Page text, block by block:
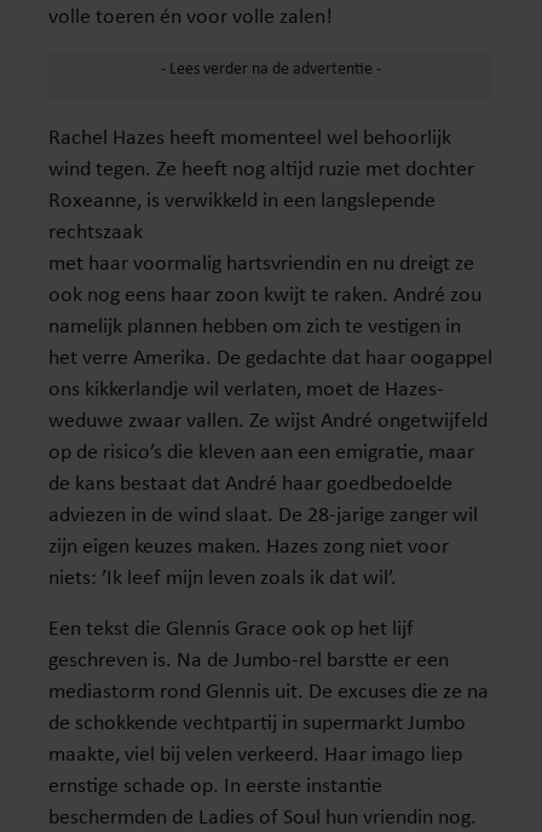
volle toeren én voor volle zalen!
Rachel Hazes heeft momenteel wel behoorlijk
wind tegen. Ze heeft nog altijd ruzie met dochter
Roxeanne, is verwikkeld in een langslepende
rechtszaak
met haar voormalig hartsvriendin en nu dreigt ze
ook nog eens haar zoon kwijt te raken. André zou
namelijk plannen hebben om zich te vestigen in
het verre Amerika. De gedachte dat haar oogappel
ons kikkerlandje wil verlaten, moet de Hazes-
weduwe zwaar vallen. Ze wijst André ongetwijfeld
op de risico’s die kleven aan een emigratie, maar
de kans bestaat dat André haar goedbedoelde
adviezen in de wind slaat. De 28-jarige zanger wil
zijn eigen keuzes maken. Hazes zong niet voor
niets: ’Ik leef mijn leven zoals ik dat wil’.
Een tekst die Glennis Grace ook op het lijf
geschreven is. Na de Jumbo-rel barstte er een
mediastorm rond Glennis uit. De excuses die ze na
de schokkende vechtpartij in supermarkt Jumbo
maakte, viel bij velen verkeerd. Haar imago liep
ernstige schade op. In eerste instantie
beschermden de Ladies of Soul hun vriendin nog.